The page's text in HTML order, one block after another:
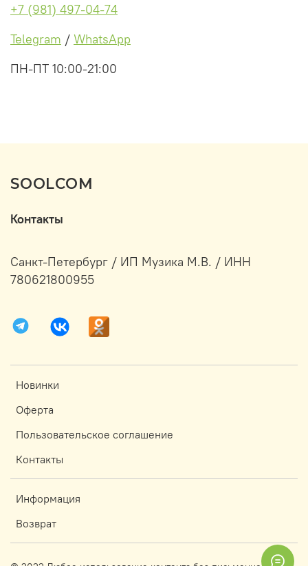
+7 (981) 497-04-74
Telegram / WhatsApp
ПН-ПТ 10:00-21:00
SOOLCOM
Новинки
Оферта
Пользовательское соглашение
Контакты
Информация
Возврат
Контакты
Санкт-Петербург / ИП Музика М.В. / ИНН
780621800955